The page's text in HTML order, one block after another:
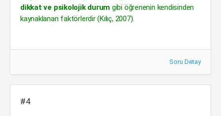
dikkat ve psikolojik durum gibi öğrenenin kendisinden
kaynaklanan faktörlerdir (Kılıç, 2007).
Soru Detay
#4